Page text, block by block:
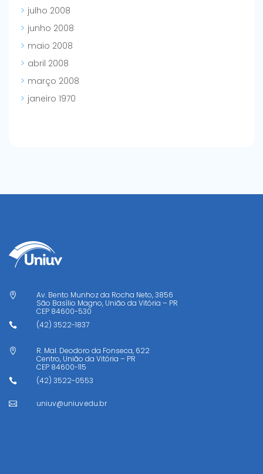
julho 2008
junho 2008
maio 2008
abril 2008
março 2008
janeiro 1970

Av. Bento Munhoz da Rocha Neto, 3856
São Basílio Magno, União da Vitória – PR
CEP 84600-530
 (42) 3522-1837

R. Mal. Deodoro da Fonseca, 622
Centro, União da Vitória – PR
CEP 84600-115
 (42) 3522-0553
 uniuv@uniuv.edu.br